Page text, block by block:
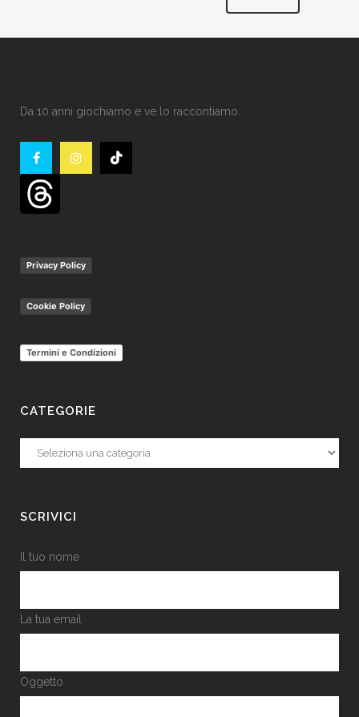
Da 10 anni giochiamo e ve lo raccontiamo.
Privacy Policy
Cookie Policy
Termini e Condizioni
CATEGORIE
Categorie
SCRIVICI
Il tuo nome
La tua email
Oggetto